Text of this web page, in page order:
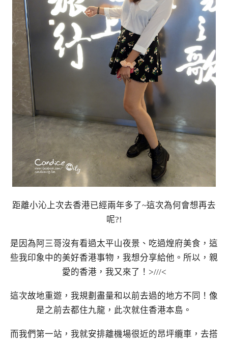
距離小沁上次去香港已經兩年多了~這次為何會想再去
呢?!
是因為阿三哥沒有看過太平山夜景、吃過煌府美食，這
些我印象中的美好香港事物，我想分享給他。所以，親
愛的香港，我又來了！>///<
這次故地重遊，我規劃盡量和以前去過的地方不同！像
是之前去都住九龍，此次就住香港本島。
而我們第一站，我就安排離機場很近的昂坪纜車，去搭